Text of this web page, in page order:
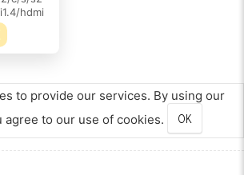
ერთად:
mm
hdmi
to provide our services. By using our
agree to our use of cookies.
OK